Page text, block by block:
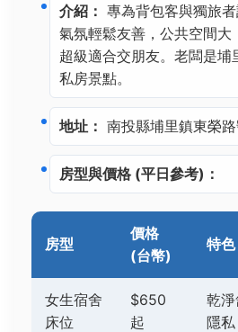
介紹： 專為背包客與獨旅
氣氛輕鬆友善，公共空間大
超級適合交朋友。老闆是埔
私房景點。
地址： 南投縣埔里鎮東榮
房型與價格 (平日參考)：
房型
價格
(台幣)
特色
女生宿舍
床位
$650
起
乾
隱私